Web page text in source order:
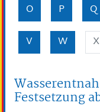
O
P Q
V
W X
Festsetzung